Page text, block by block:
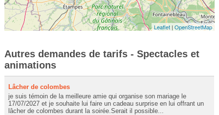
Leaflet |OpenStreetMap
Autres demandes de tarifs - Spectacles et
animations
Lâcher de colombes
je suis témoin de la meilleure amie qui organise son mariage le
17/07/2027 et je souhaite lui faire un cadeau surprise en lui offrant un
lâcher de colombes durant la soirée.Serait il possible...